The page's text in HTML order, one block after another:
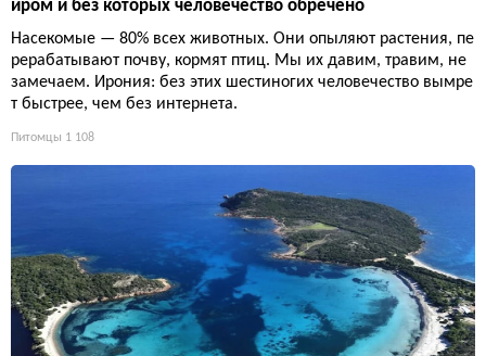
иром и без которых человечество обречено
Насекомые — 80% всех животных. Они опыляют растения, пе
рерабатывают почву, кормят птиц. Мы их давим, травим, не
замечаем. Ирония: без этих шестиногих человечество вымре
т быстрее, чем без интернета.
Питомцы 1 108